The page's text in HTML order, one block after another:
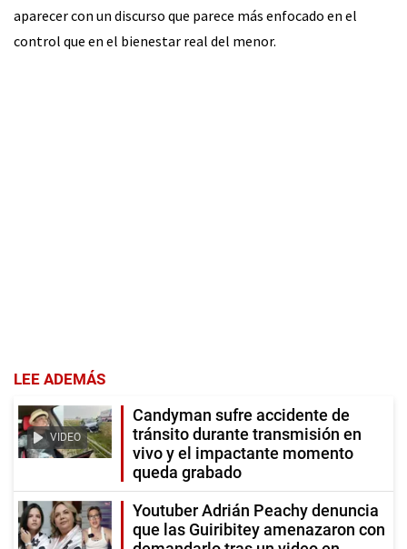
aparecer con un discurso que parece más enfocado en el
control que en el bienestar real del menor.
LEE ADEMÁS
VIDEO
Candyman sufre accidente de
tránsito durante transmisión en
vivo y el impactante momento
queda grabado
Youtuber Adrián Peachy denuncia
que las Guiribitey amenazaron con